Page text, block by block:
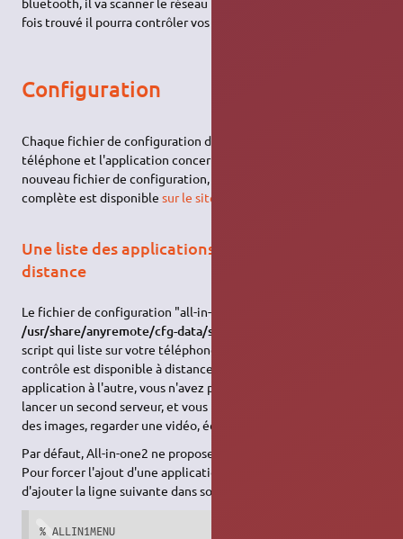
fois trouvé il pourra contrôler vos applications à distance.
Configuration
Chaque fichier de configuration décrit les interactions entre le
téléphone et l'application concernée. Pour la création d'un
nouveau fichier de configuration, une documentation très
complète est disponiblesur le site officiel.
Une liste des applications accessibles à
distance
Le fichier de configuration "all-in-one2.cfg" qui se trouve dans
/usr/share/anyremote/cfg-data/server-mode
script qui liste sur votre téléphone les applications dont le
contrôle est disponible à distance. Ainsi, pour passer d'une
application à l'autre, vous n'avez pas à toucher l'ordinateur pour
lancer un second serveur, et vous pouvez tour à tour visualiser
des images, regarder une vidéo, écouter de la musique…
Par défaut, All-in-one2 ne propose que quelques applications.
Pour forcer l'ajout d'une application dans cette liste, il suffit
d'ajouter la ligne suivante dans son fichier de configuration :
% ALLIN1MENU